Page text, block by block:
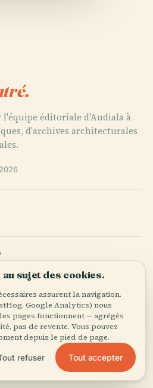
l'équipe éditoriale d'Audiala à
d'archives architecturales
sujet des cookies.
assurent la navigation.
Google Analytics) nous
pages fonctionnent — agrégés
pas de revente. Vous pouvez
depuis le pied de page.
refuser Tout accepter